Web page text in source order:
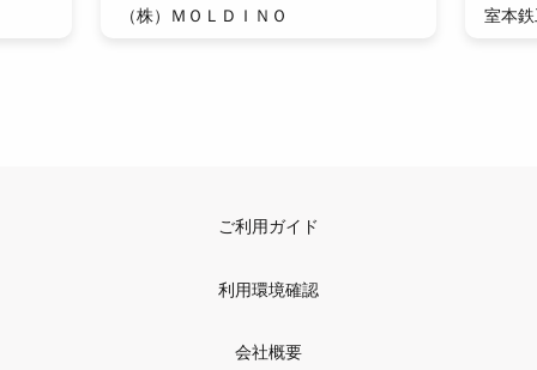
（株）ＭＯＬＤＩＮＯ 室本
ご利用ガイド
利用環境確認
会社概要